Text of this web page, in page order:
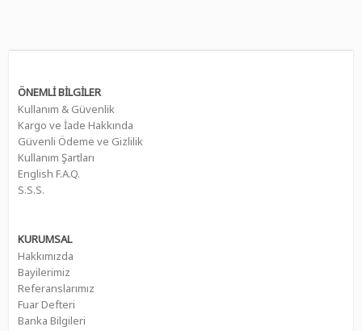
ÖNEMLİ BİLGİLER
Kullanım & Güvenlik
Kargo ve İade Hakkında
Güvenli Ödeme ve Gizlilik
Kullanım Şartları
English F.A.Q.
S.S.S.
KURUMSAL
Hakkımızda
Bayilerimiz
Referanslarımız
Fuar Defteri
Banka Bilgileri